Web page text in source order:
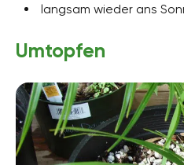
langsam wieder ans
Umtopfen